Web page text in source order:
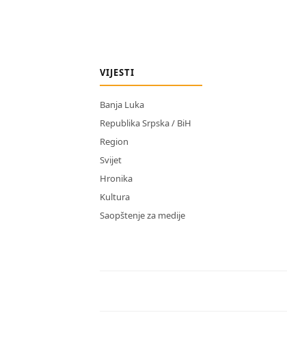
VIJESTI
Banja Luka
Republika Srpska / BiH
Region
Svijet
Hronika
Kultura
Saopštenje za medije